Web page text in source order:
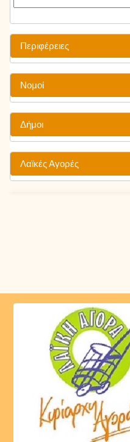
Περιφέρειες
Νομοί
Δήμοι
Λαϊκές Αγορές